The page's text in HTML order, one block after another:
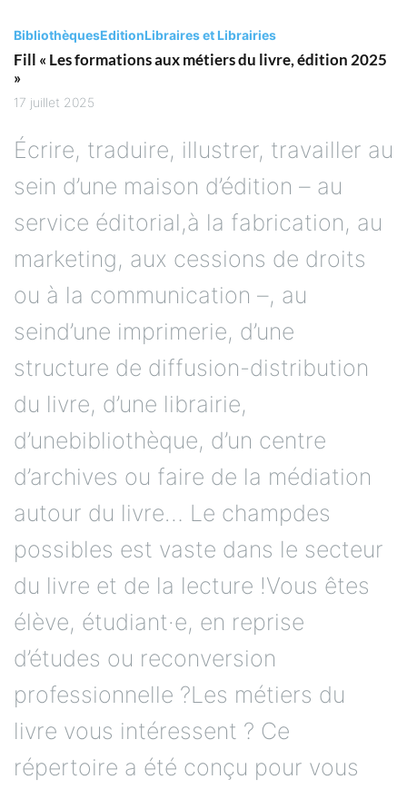
BibliothèquesEditionLibraires et Librairies
Fill « Les formations aux métiers du livre, édition 2025
»
17 juillet 2025
Écrire, traduire, illustrer, travailler au
sein d’une maison d’édition – au
service éditorial,à la fabrication, au
marketing, aux cessions de droits
ou à la communication –, au
seind’une imprimerie, d’une
structure de diffusion-distribution
du livre, d’une librairie,
d’unebibliothèque, d’un centre
d’archives ou faire de la médiation
autour du livre… Le champdes
possibles est vaste dans le secteur
du livre et de la lecture !Vous êtes
élève, étudiant·e, en reprise
d’études ou reconversion
professionnelle ?Les métiers du
livre vous intéressent ? Ce
répertoire a été conçu pour vous